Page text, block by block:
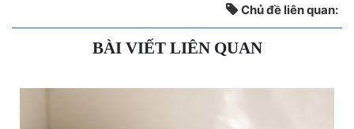
Chủ đề liên quan:
BÀI VIẾT LIÊN QUAN